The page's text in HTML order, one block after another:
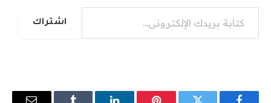
كتابة بريدك الإلكتروني...
اشتراك